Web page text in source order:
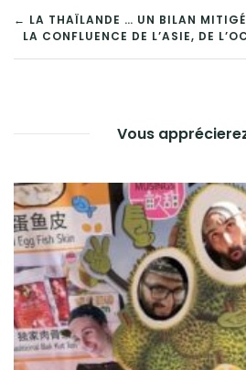
NAVIGATION
L’ARTICLE
← LA THAÏLANDE … UN BILAN MITIGÉ
LA CONFLUENCE DE L’ASIE, DE
Vous